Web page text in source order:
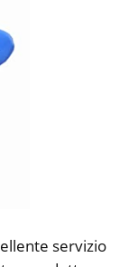
servizio